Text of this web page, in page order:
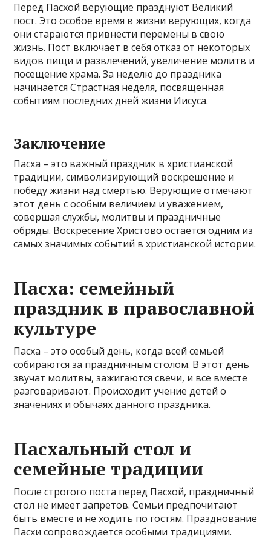
Перед Пасхой верующие празднуют Великий
пост. Это особое время в жизни верующих, когда
они стараются привнести перемены в свою
жизнь. Пост включает в себя отказ от некоторых
видов пищи и развлечений, увеличение молитв и
посещение храма. За неделю до праздника
начинается Страстная неделя, посвященная
событиям последних дней жизни Иисуса.
Заключение
Пасха – это важный праздник в христианской
традиции, символизирующий воскрешение и
победу жизни над смертью. Верующие отмечают
этот день с особым величием и уважением,
совершая службы, молитвы и праздничные
обряды. Воскресение Христово остается одним из
самых значимых событий в христианской истории.
Пасха: семейный
праздник в православной
культуре
Пасха – это особый день, когда всей семьей
собираются за праздничным столом. В этот день
звучат молитвы, зажигаются свечи, и все вместе
разговаривают. Происходит учение детей о
значениях и обычаях данного праздника.
Пасхальный стол и
семейные традиции
После строгого поста перед Пасхой, праздничный
стол не имеет запретов. Семьи предпочитают
быть вместе и не ходить по гостям. Празднование
Пасхи сопровождается особыми традициями.